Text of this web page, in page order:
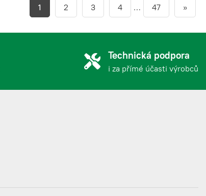
1 2 3 4 … 47 »
Technická podpora
i za přímé účasti výrobců